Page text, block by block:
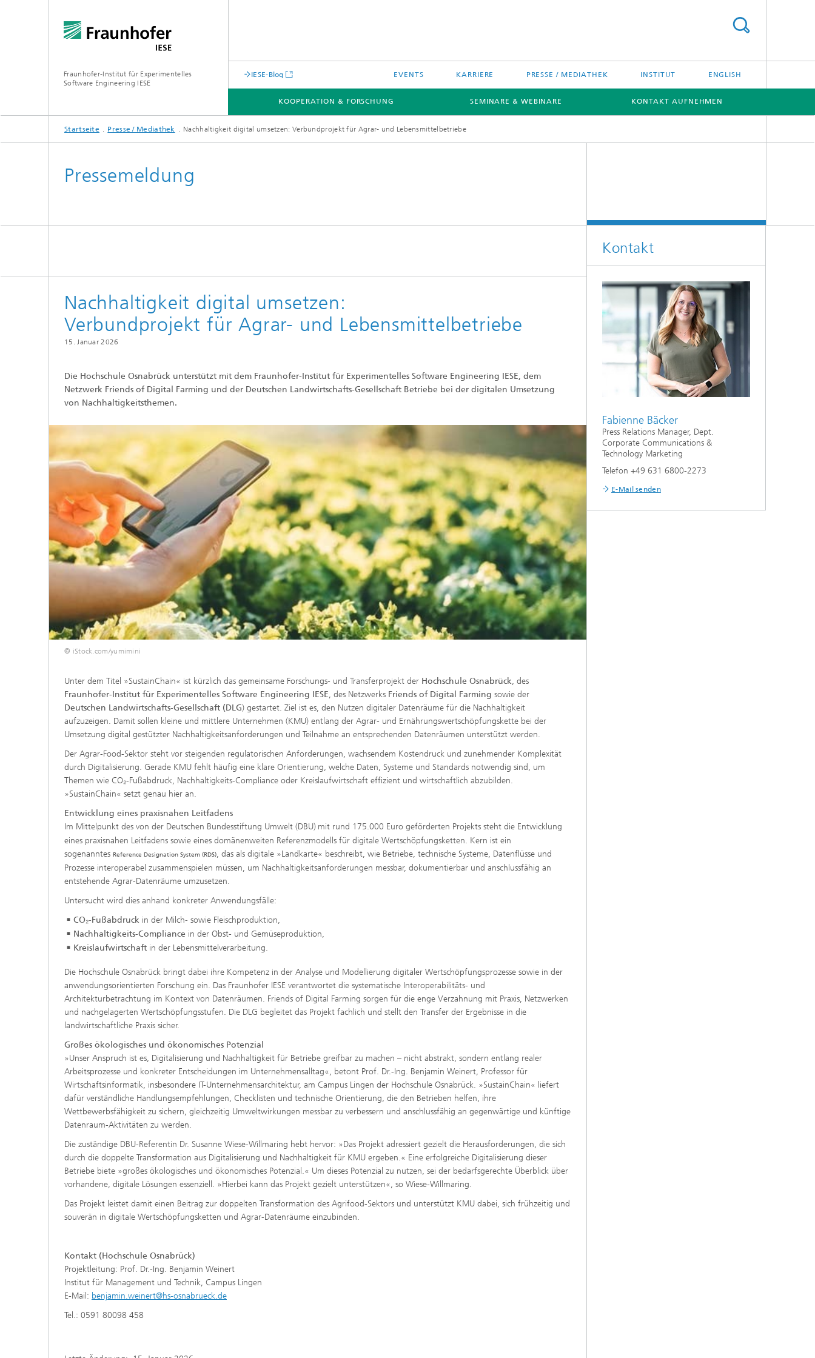
Fraunhofer-Institut für Experimentelles
Software Engineering IESE
IESE-Blog EVENTS KARRIERE PRESSE / MEDIATHEK INSTITUT ENGLISH
KOOPERATION & FORSCHUNG SEMINARE & WEBINARE KONTAKT AUFNEHMEN
Startseite Presse / Mediathek Nachhaltigkeit digital umsetzen: Verbundprojekt für Agrar- und Lebensmittelbetriebe
Pressemeldung
Nachhaltigkeit digital umsetzen:
Verbundprojekt für Agrar- und Lebensmittelbetriebe
15. Januar 2026
Die Hochschule Osnabrück unterstützt mit dem Fraunhofer-Institut für Experimentelles Software Engineering IESE, dem
Netzwerk Friends of Digital Farming und der Deutschen Landwirtschafts-Gesellschaft Betriebe bei der digitalen Umsetzung
von Nachhaltigkeitsthemen.
© iStock.com/yumimini
Unter dem Titel »SustainChain« ist kürzlich das gemeinsame Forschungs- und Transferprojekt der Hochschule Osnabrück, des
Fraunhofer-Institut für Experimentelles Software Engineering IESE, des Netzwerks Friends of Digital Farming sowie der
Deutschen Landwirtschafts-Gesellschaft (DLG) gestartet. Ziel ist es, den Nutzen digitaler Datenräume für die Nachhaltigkeit
aufzuzeigen. Damit sollen kleine und mittlere Unternehmen (KMU) entlang der Agrar- und Ernährungswertschöpfungskette bei der
Umsetzung digital gestützter Nachhaltigkeitsanforderungen und Teilnahme an entsprechenden Datenräumen unterstützt werden.
Der Agrar-Food-Sektor steht vor steigenden regulatorischen Anforderungen, wachsendem Kostendruck und zunehmender Komplexität
durch Digitalisierung. Gerade KMU fehlt häufig eine klare Orientierung, welche Daten, Systeme und Standards notwendig sind, um
Themen wie CO₂-Fußabdruck, Nachhaltigkeits-Compliance oder Kreislaufwirtschaft effizient und wirtschaftlich abzubilden.
»SustainChain« setzt genau hier an.
Entwicklung eines praxisnahen Leitfadens
Im Mittelpunkt des von der Deutschen Bundesstiftung Umwelt (DBU) mit rund 175.000 Euro geförderten Projekts steht die Entwicklung
eines praxisnahen Leitfadens sowie eines domänenweiten Referenzmodells für digitale Wertschöpfungsketten. Kern ist ein
sogenanntes Reference Designation System (RDS), das als digitale »Landkarte« beschreibt, wie Betriebe, technische Systeme, Datenflüsse und
Prozesse interoperabel zusammenspielen müssen, um Nachhaltigkeitsanforderungen messbar, dokumentierbar und anschlussfähig an
entstehende Agrar-Datenräume umzusetzen.
Untersucht wird dies anhand konkreter Anwendungsfälle:
CO₂-Fußabdruck in der Milch- sowie Fleischproduktion,
Nachhaltigkeits-Compliance in der Obst- und Gemüseproduktion,
Kreislaufwirtschaft in der Lebensmittelverarbeitung.
Die Hochschule Osnabrück bringt dabei ihre Kompetenz in der Analyse und Modellierung digitaler Wertschöpfungsprozesse sowie in der
anwendungsorientierten Forschung ein. Das Fraunhofer IESE verantwortet die systematische Interoperabilitäts- und
Architekturbetrachtung im Kontext von Datenräumen. Friends of Digital Farming sorgen für die enge Verzahnung mit Praxis, Netzwerken
und nachgelagerten Wertschöpfungsstufen. Die DLG begleitet das Projekt fachlich und stellt den Transfer der Ergebnisse in die
landwirtschaftliche Praxis sicher.
Großes ökologisches und ökonomisches Potenzial
»Unser Anspruch ist es, Digitalisierung und Nachhaltigkeit für Betriebe greifbar zu machen – nicht abstrakt, sondern entlang realer
Arbeitsprozesse und konkreter Entscheidungen im Unternehmensalltag«, betont Prof. Dr.-Ing. Benjamin Weinert, Professor für
Wirtschaftsinformatik, insbesondere IT-Unternehmensarchitektur, am Campus Lingen der Hochschule Osnabrück. »SustainChain« liefert
dafür verständliche Handlungsempfehlungen, Checklisten und technische Orientierung, die den Betrieben helfen, ihre
Wettbewerbsfähigkeit zu sichern, gleichzeitig Umweltwirkungen messbar zu verbessern und anschlussfähig an gegenwärtige und künftige
Datenraum-Aktivitäten zu werden.
Die zuständige DBU-Referentin Dr. Susanne Wiese-Willmaring hebt hervor: »Das Projekt adressiert gezielt die Herausforderungen, die sich
durch die doppelte Transformation aus Digitalisierung und Nachhaltigkeit für KMU ergeben.« Eine erfolgreiche Digitalisierung dieser
Betriebe biete »großes ökologisches und ökonomisches Potenzial.« Um dieses Potenzial zu nutzen, sei der bedarfsgerechte Überblick über
vorhandene, digitale Lösungen essenziell. »Hierbei kann das Projekt gezielt unterstützen«, so Wiese-Willmaring.
Das Projekt leistet damit einen Beitrag zur doppelten Transformation des Agrifood-Sektors und unterstützt KMU dabei, sich frühzeitig und
souverän in digitale Wertschöpfungsketten und Agrar-Datenräume einzubinden.
Kontakt (Hochschule Osnabrück)
Projektleitung: Prof. Dr.-Ing. Benjamin Weinert
Institut für Management und Technik, Campus Lingen
E-Mail: benjamin.weinert@hs-osnabrueck.de
Tel.: 0591 80098 458
Kontakt
Fabienne Bäcker
Press Relations Manager, Dept.
Corporate Communications &
Technology Marketing
Telefon +49 631 6800-2273
E-Mail senden